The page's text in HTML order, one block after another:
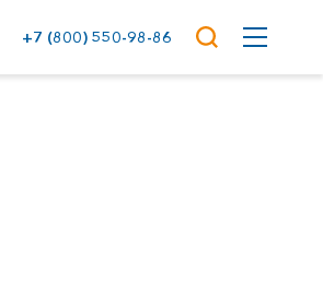
+7 (800) 550-98-86